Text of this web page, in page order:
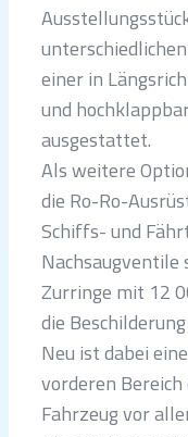
einer in
und
ausgestattet.
Als weitere
die Ro-Ro-
Schiffs- und
Zurringe mit 12
die
Neu ist dabei
vorderen
Fahrzeug vor